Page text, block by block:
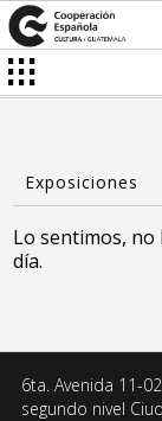
Lo sentimos,
día.
6ta. Avenida 11-
segundo nivel